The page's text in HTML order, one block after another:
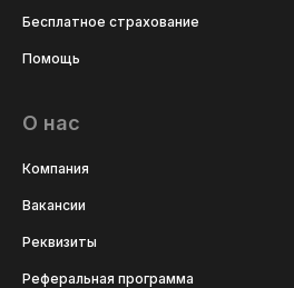
Бесплатное страхование
Помощь
О нас
Компания
Вакансии
Реквизиты
Реферальная программа